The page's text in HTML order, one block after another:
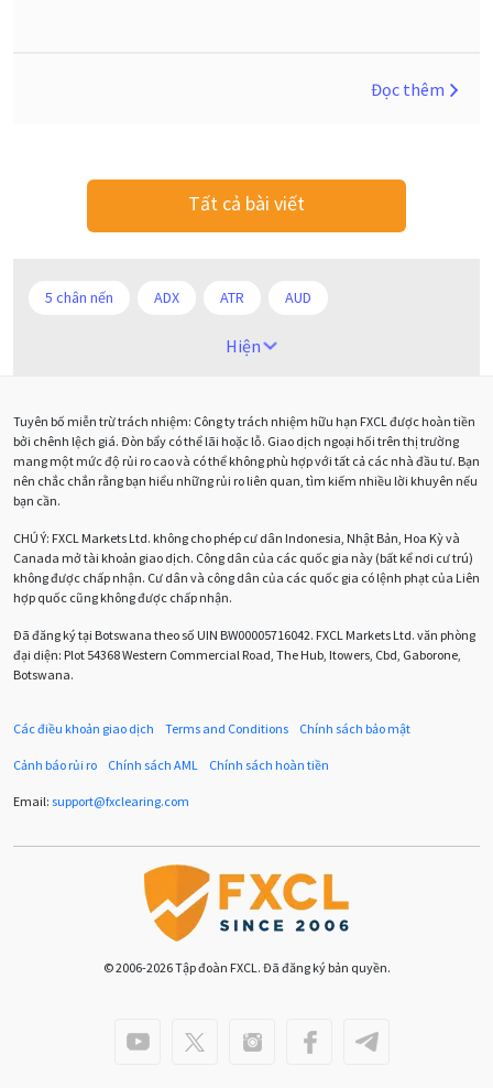
Đọc thêm
Tất cả bài viết
5 chân nến ADX ATR AUD
Android
Bảng Anh Bảng lương phi nông nghiệp CAD
CHF COVI-19 COVID-19 CPI Charles Dow
Chuyên gia cố vấn Chuyên gia tư vấn
Con số xu hướng Các mức Fibonacci Cắt lỗ
Dừng lại Dừng lỗ
EUR / AUD EUR / USD
EURJPY EURUSD Euro
Expert Advisor Expert Advisors FOMC
Hiện
Tuyên bố miễn trừ trách nhiệm: Công ty trách nhiệm hữu hạn FXCL được hoàn tiền
bởi chênh lệch giá. Đòn bẩy có thể lãi hoặc lỗ. Giao dịch ngoại hối trên thị trường
mang một mức độ rủi ro cao và có thể không phù hợp với tất cả các nhà đầu tư. Bạn
nên chắc chắn rằng bạn hiểu những rủi ro liên quan, tìm kiếm nhiều lời khuyên nếu
bạn cần.
CHÚ Ý: FXCL Markets Ltd. không cho phép cư dân Indonesia, Nhật Bản, Hoa Kỳ và
Canada mở tài khoản giao dịch. Công dân của các quốc gia này (bất kể nơi cư trú)
không được chấp nhận. Cư dân và công dân của các quốc gia có lệnh phạt của Liên
hợp quốc cũng không được chấp nhận.
Đã đăng ký tại Botswana theo số UIN BW00005716042. FXCL Markets Ltd. văn phòng
đại diện: Plot 54368 Western Commercial Road, The Hub, Itowers, Cbd, Gaborone,
Botswana.
Các điều khoản giao dịch Terms and Conditions Chính sách bảo mật
Cảnh báo rủi ro Chính sách AML Chính sách hoàn tiền
Email: support@fxclearing.com
© 2006-2026 Tập đoàn FXCL. Đã đăng ký bản quyền.